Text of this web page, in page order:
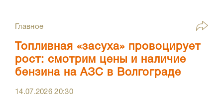
Главное
Топливная «засуха» провоцирует
рост: смотрим цены и наличие
бензина на АЗС в Волгограде
14.07.202620:30